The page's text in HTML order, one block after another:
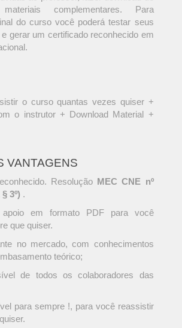
complementares. Para
do curso você poderá testar seus
gerar um certificado reconhecido em
o curso quantas vezes quiser +
o instrutor + Download Material +
VANTAGENS
Resolução MEC CNE nº
3º) .
em formato PDF para você
que quiser.
no mercado, com conhecimentos
teórico;
de todos os colaboradores das
para sempre !, para você reassistir